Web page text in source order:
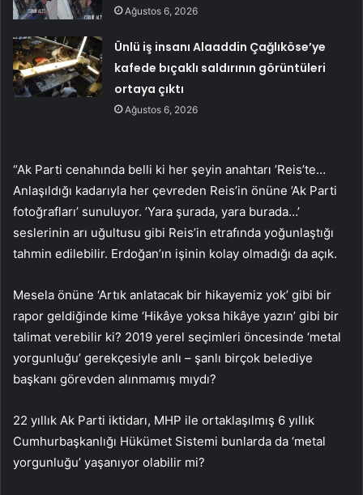
Ağustos 6, 2026
Ünlü iş insanı Alaaddin Çağlıköse’ye
kafede bıçaklı saldırının görüntüleri
ortaya çıktı
Ağustos 6, 2026
“Ak Parti cenahında belli ki her şeyin anahtarı ’Reis’te…
Anlaşıldığı kadarıyla her çevreden Reis’in önüne ’Ak Parti
fotoğrafları’ sunuluyor. ’Yara şurada, yara burada…’
seslerinin arı uğultusu gibi Reis’in etrafında yoğunlaştığı
tahmin edilebilir. Erdoğan’ın işinin kolay olmadığı da açık.
Mesela önüne ‘Artık anlatacak bir hikayemiz yok’ gibi bir
rapor geldiğinde kime ‘Hikâye yoksa hikâye yazın’ gibi bir
talimat verebilir ki? 2019 yerel seçimleri öncesinde ‘metal
yorgunluğu’ gerekçesiyle anlı – şanlı birçok belediye
başkanı görevden alınmamış mıydı?
22 yıllık Ak Parti iktidarı, MHP ile ortaklaşılmış 6 yıllık
Cumhurbaşkanlığı Hükümet Sistemi bunlarda da ‘metal
yorgunluğu’ yaşanıyor olabilir mi?